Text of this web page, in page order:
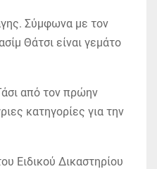
Σύμφωνα με τον
Θάτσι είναι γεμάτο
από τον πρώην
κατηγορίες για την
Ειδικού Δικαστηρίου